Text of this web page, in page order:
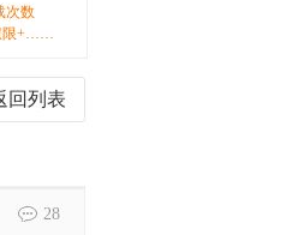
次数
限+……
回列表
28